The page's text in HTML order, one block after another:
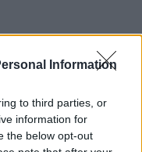
Information
to third parties, or
information for
the below opt-out